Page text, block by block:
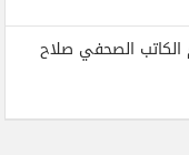
الكاتب الصحفي صلاح